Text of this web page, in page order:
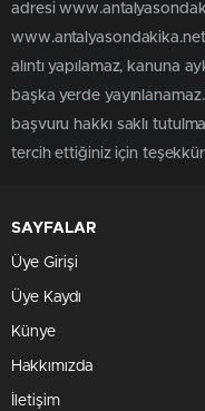
adresi
alıntı yapılamaz, kanuna
başka yerde
başvuru hakkı saklı
tercih ettiğiniz için
SAYFALAR
Üye Girişi
Üye Kaydı
Künye
Hakkımızda
İletişim